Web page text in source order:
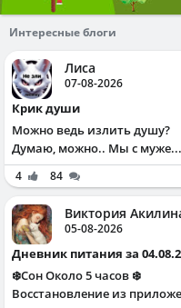
Интересные блоги
Лиса
07-08-2026
Крик души
Можно ведь излить душу?
Думаю, можно.. Мы с муже...
4 84
Виктория
05-08-2026
Дневник питания за
❄️Сон Около 5 часов ❄️
Восстановление из